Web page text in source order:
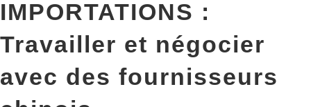
IMPORTATIONS :
Travailler et négocier
avec des fournisseurs